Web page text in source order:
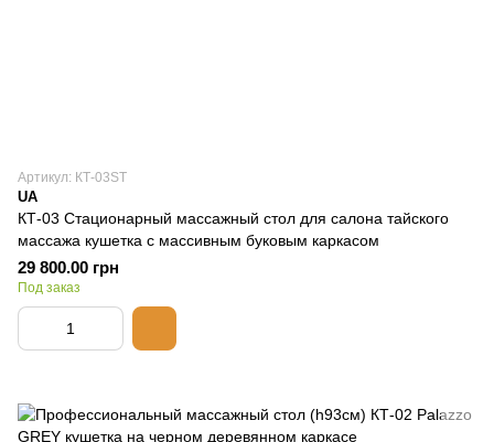
Артикул: КТ-03ST
UA
КТ-03 Стационарный массажный стол для салона тайского
массажа кушетка с массивным буковым каркасом
29 800.00 грн
Под заказ